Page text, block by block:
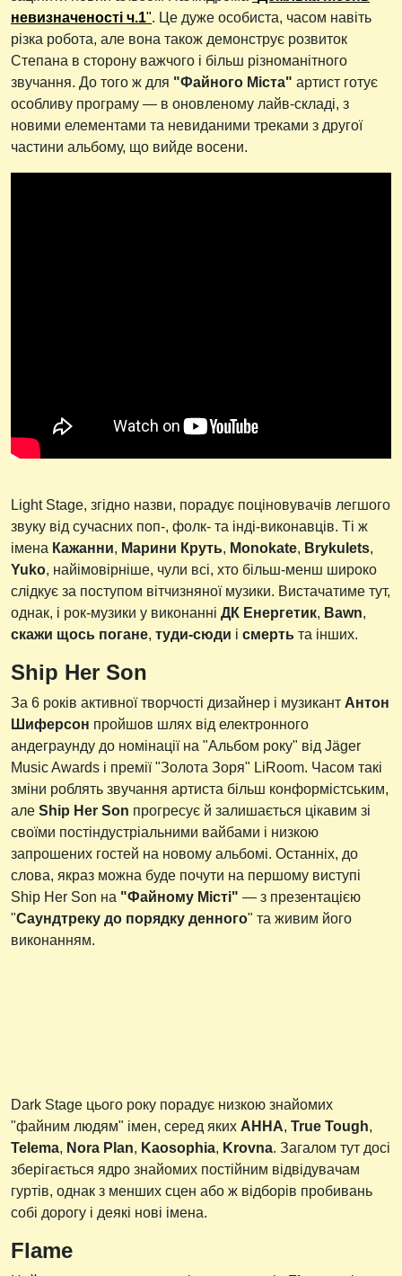
невизначеності ч.1". Це дуже особиста, часом навіть
різка робота, але вона також демонструє розвиток
Степана в сторону важчого і більш різноманітного
звучання. До того ж для "Файного Міста" артист готує
особливу програму — в оновленому лайв-складі, з
новими елементами та невиданими треками з другої
частини альбому, що вийде восени.
Light Stage, згідно назви, порадує поціновувачів легшого
звуку від сучасних поп-, фолк- та інді-виконавців. Ті ж
імена Кажанни, Марини Круть, Monokate, Brykulets,
Yuko, найімовірніше, чули всі, хто більш-менш широко
слідкує за поступом вітчизняної музики. Вистачатиме тут,
однак, і рок-музики у виконанні ДК Енергетик, Bawn,
скажи щось погане, туди-сюди і смерть та інших.
Ship Her Son
За 6 років активної творчості дизайнер і музикант Антон
Шиферсон пройшов шлях від електронного
андеграунду до номінації на "Альбом року" від Jäger
Music Awards і премії "Золота Зоря" LiRoom. Часом такі
зміни роблять звучання артиста більш конформістським,
але Ship Her Son прогресує й залишається цікавим зі
своїми постіндустріальними вайбами і низкою
запрошених гостей на новому альбомі. Останніх, до
слова, якраз можна буде почути на першому виступі
Ship Her Son на "Файному Місті" — з презентацією
"Саундтреку до порядку денного" та живим його
виконанням.
Dark Stage цього року порадує низкою знайомих
"файним людям" імен, серед яких АННА, True Tough,
Telema, Nora Plan, Kaosophia, Krovna. Загалом тут досі
зберігається ядро знайомих постійним відвідувачам
гуртів, однак з менших сцен або ж відборів пробивань
собі дорогу і деякі нові імена.
Flame